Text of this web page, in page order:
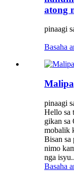
atong
pinaagi
Basaha
pinaagi
Hello sa
gikan sa
mobalik
Bisan sa
nimo
nga
Basaha